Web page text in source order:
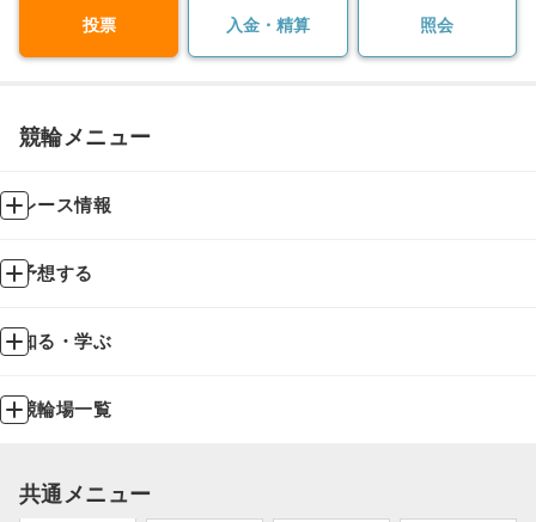
投票 入金・精算 照会
競輪メニュー
レース情報
予想する
知る・学ぶ
競輪場一覧
共通メニュー